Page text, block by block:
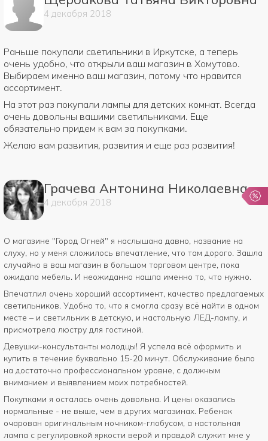
4 декабря 2018
Раньше покупали светильники в Иркутске, а теперь
очень удобно, что открыли ваш магазин в Хомутово.
Выбираем именно ваш магазин, потому что нравится
ассортимент.
На этот раз покупали лампы для детских комнат. Всегда
очень довольны вашими светильниками. Еще
обязательно придем к вам за покупками.
Желаю вам развития, развития и еще раз развития!
Грачева Антонина Николаевна
4 декабря 2018
О магазине "Город Огней" я наслышана давно, название на
слуху, но у меня сложилось впечатление, что там дорого. Зашла
случайно в ваш магазин в большом торговом центре, пока
ожидала мебель. И неожиданно нашла именно то, что нужно.
Впечатлил очень хороший ассортимент, качество предлагаемых
светильников. Удобно то, что я смогла сразу всё найти в одном
месте – и светильник в детскую, и настольную ЛЕД-лампу, и
присмотрела люстру для гостиной.
Девушки-консультанты молодцы! Я успела всё оформить и
купить в течение буквально 15-20 минут. Обслуживание было
на достаточно профессиональном уровне, с должным
вниманием и выявлением моих потребностей.
Покупками я осталась очень довольна. И цены оказались
нормальные - не выше, чем в других магазинах. Ребенок
очарован оригинальным ночником-глобусом, а настольная
лампа с регулировкой яркости верой и правдой служит мне у